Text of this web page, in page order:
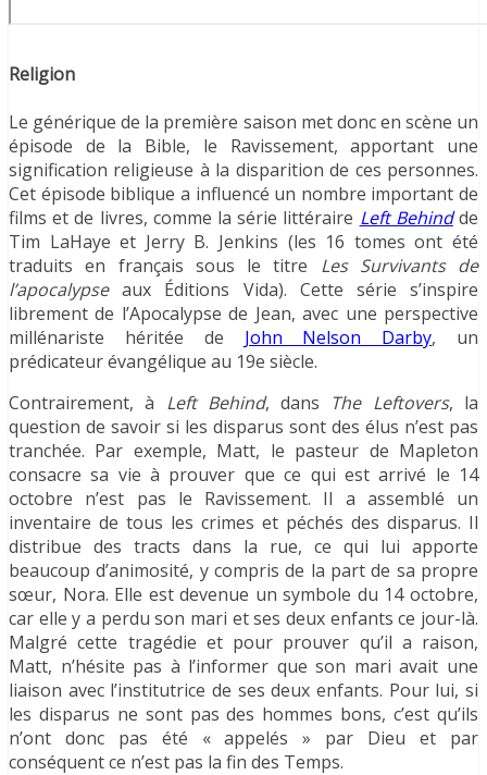
Religion
Le générique de la première saison met donc en scène un
épisode de la Bible, le Ravissement, apportant une
signification religieuse à la disparition de ces personnes.
Cet épisode biblique a influencé un nombre important de
films et de livres, comme la série littéraire Left Behindde
Tim LaHaye et Jerry B. Jenkins (les 16 tomes ont été
traduits en français sous le titre Les Survivants de
l’apocalypseaux Éditions Vida). Cette série s’inspire
librement de l’Apocalypse de Jean, avec une perspective
millénariste héritée de John Nelson Darby, un
prédicateur évangélique au 19e siècle.
Contrairement, à Left Behind, dans The Leftovers, la
question de savoir si les disparus sont des élus n’est pas
tranchée. Par exemple, Matt, le pasteur de Mapleton
consacre sa vie à prouver que ce qui est arrivé le 14
octobre n’est pas le Ravissement. Il a assemblé un
inventaire de tous les crimes et péchés des disparus. Il
distribue des tracts dans la rue, ce qui lui apporte
beaucoup d’animosité, y compris de la part de sa propre
sœur, Nora. Elle est devenue un symbole du 14 octobre,
car elle y a perdu son mari et ses deux enfants ce jour-là.
Malgré cette tragédie et pour prouver qu’il a raison,
Matt, n’hésite pas à l’informer que son mari avait une
liaison avec l’institutrice de ses deux enfants. Pour lui, si
les disparus ne sont pas des hommes bons, c’est qu’ils
n’ont donc pas été « appelés » par Dieu et par
conséquent ce n’est pas la fin des Temps.